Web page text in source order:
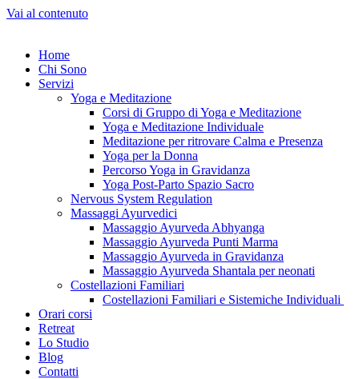
Vai al contenuto
Home
Chi Sono
Servizi
Yoga e Meditazione
Corsi di Gruppo di Yoga e Meditazione
Yoga e Meditazione Individuale
Meditazione per ritrovare Calma e Presenza
Yoga per la Donna
Percorso Yoga in Gravidanza
Yoga Post-Parto Spazio Sacro
Nervous System Regulation
Massaggi Ayurvedici
Massaggio Ayurveda Abhyanga
Massaggio Ayurveda Punti Marma
Massaggio Ayurveda in Gravidanza
Massaggio Ayurveda Shantala per neonati
Costellazioni Familiari
Costellazioni Familiari e Sistemiche Individuali
Orari corsi
Retreat
Lo Studio
Blog
Contatti